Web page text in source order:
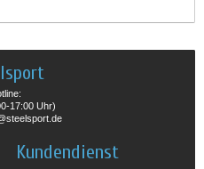
17:00 Uhr)
Kundendienst